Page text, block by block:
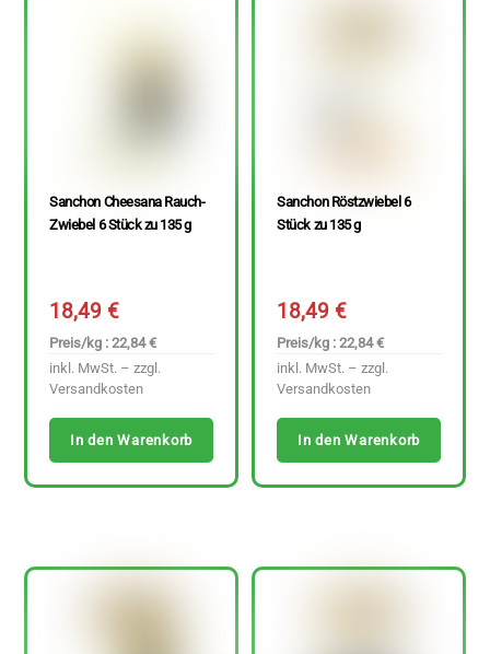
Sanchon Cheesana Rauch-
Zwiebel 6 Stück zu 135 g
18,49€
Preis/kg : 22,84 €
inkl. MwSt. – zzgl.
Versandkosten
In den Warenkorb
Sanchon Röstzwiebel 6
Stück zu 135 g
18,49€
Preis/kg : 22,84 €
inkl. MwSt. – zzgl.
Versandkosten
In den Warenkorb